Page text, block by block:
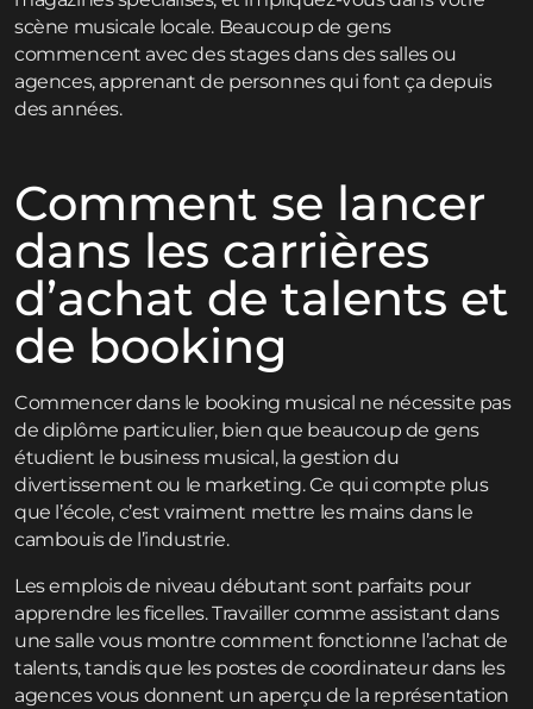
scène musicale locale. Beaucoup de gens
commencent avec des stages dans des salles ou
agences, apprenant de personnes qui font ça depuis
des années.
Comment se lancer
dans les carrières
d’achat de talents et
de booking
Commencer dans le booking musical ne nécessite pas
de diplôme particulier, bien que beaucoup de gens
étudient le business musical, la gestion du
divertissement ou le marketing. Ce qui compte plus
que l’école, c’est vraiment mettre les mains dans le
cambouis de l’industrie.
Les emplois de niveau débutant sont parfaits pour
apprendre les ficelles. Travailler comme assistant dans
une salle vous montre comment fonctionne l’achat de
talents, tandis que les postes de coordinateur dans les
agences vous donnent un aperçu de la représentation